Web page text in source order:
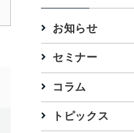
お知らせ
セミナー
コラム
トピックス